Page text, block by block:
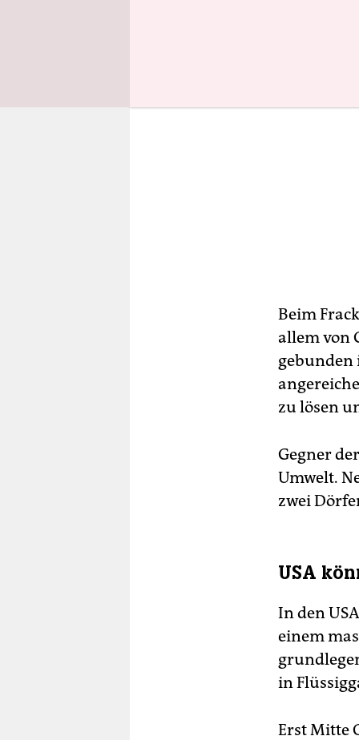
Beim
allem von
zu lösen
Gegner
Umwelt.
zwei
USA
In den
einem
in
Erst Mitte